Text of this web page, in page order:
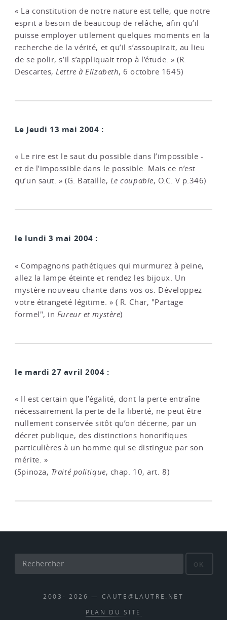
« La constitution de notre nature est telle, que notre
esprit a besoin de beaucoup de relâche, afin qu’il
puisse employer utilement quelques moments en la
recherche de la vérité, et qu’il s’assoupirait, au lieu
de se polir, s’il s’appliquait trop à l’étude. » (R.
Descartes,Lettre à Elizabeth, 6 octobre 1645)
Le Jeudi 13 mai 2004 :
« Le rire est le saut du possible dans l’impossible -
et de l’impossible dans le possible. Mais ce n’est
qu’un saut. » (G. Bataille, Le coupable, O.C. V p.346)
le lundi 3 mai 2004 :
« Compagnons pathétiques qui murmurez à peine,
allez la lampe éteinte et rendez les bijoux. Un
mystère nouveau chante dans vos os. Développez
votre étrangeté légitime. » ( R. Char, "Partage
formel", in Fureur et mystère)
le mardi 27 avril 2004 :
« Il est certain que l’égalité, dont la perte entraîne
nécessairement la perte de la liberté, ne peut être
nullement conservée sitôt qu’on décerne, par un
décret publique, des distinctions honorifiques
particulières à un homme qui se distingue par son
mérite. »
(Spinoza, Traité politique, chap. 10, art. 8)
OK
2003- 2026 — CAUTE@LAUTRE.NET
PLAN DU SITE